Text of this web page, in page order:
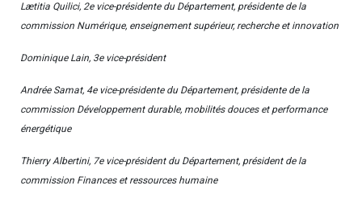
Lætitia Quilici, 2e vice-présidente du Département, présidente de la
commission Numérique, enseignement supérieur, recherche et innovation
Dominique Lain, 3e vice-président
Andrée Samat, 4e vice-présidente du Département, présidente de la
commission Développement durable, mobilités douces et performance
énergétique
Thierry Albertini, 7e vice-président du Département, président de la
commission Finances et ressources humaine